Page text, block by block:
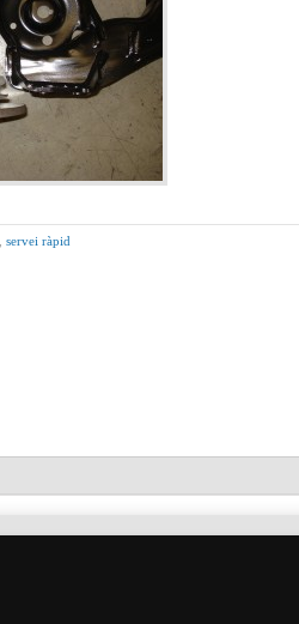
servei ràpid